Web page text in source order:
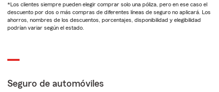
*Los clientes siempre pueden elegir comprar solo una póliza, pero en ese caso el
descuento por dos o más compras de diferentes líneas de seguro no aplicará. Los
ahorros, nombres de los descuentos, porcentajes, disponibilidad y elegibilidad
podrían variar según el estado.
Seguro de automóviles